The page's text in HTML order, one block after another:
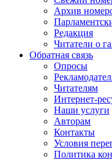
Архив
Редакция
Читатели о
Обратная связь
Опросы
Читателям
Интернет-
Наши услуги
Авторам
Контакты
Условия
Политика